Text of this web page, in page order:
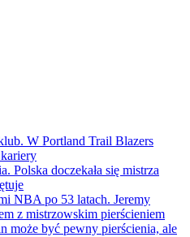
W Portland Trail Blazers
Polska doczekała się mistrza
NBA po 53 latach. Jeremy
z mistrzowskim pierścieniem
może być pewny pierścienia, ale